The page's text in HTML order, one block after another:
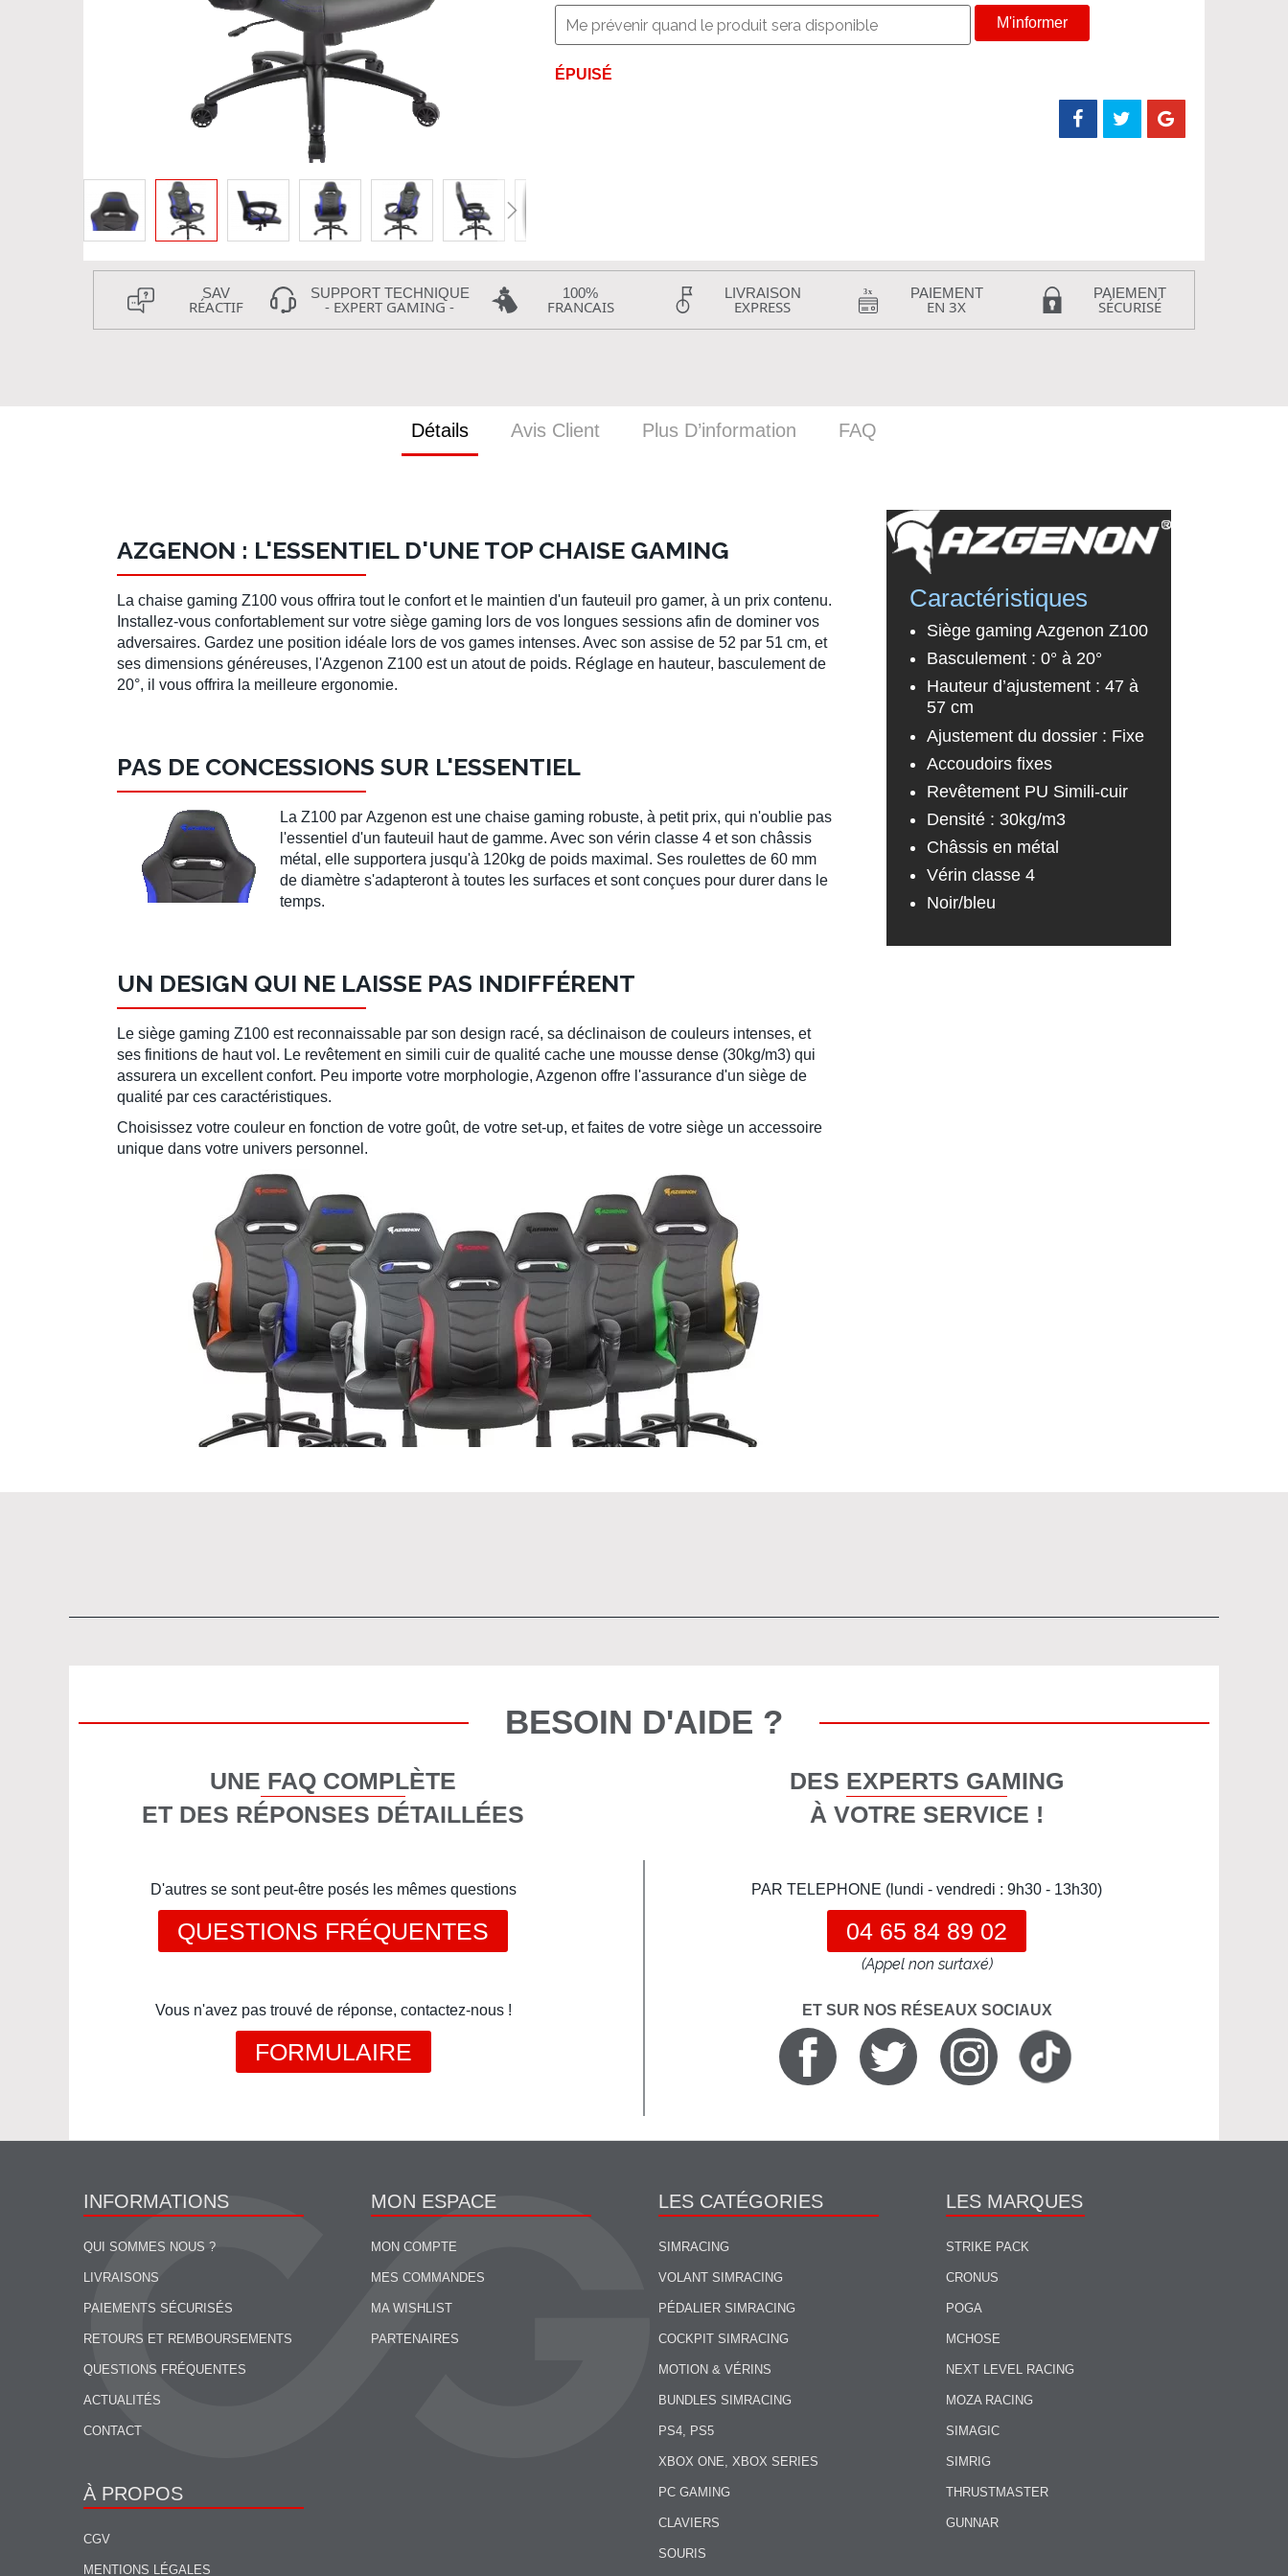
M'informer
ÉPUISÉ
SAV
RÉACTIF
SUPPORT TECHNIQUE
- EXPERT GAMING -
100%
FRANCAIS
LIVRAISON
EXPRESS
PAIEMENT
EN 3X
PAIEMENT
SÉCURISÉ
Détails
Caractéristiques
Siège gaming Azgenon Z100
Basculement : 0° à 20°
Hauteur d’ajustement : 47 à
57 cm
Ajustement du dossier : Fixe
Accoudoirs fixes
Revêtement PU Simili-cuir
Densité : 30kg/m3
Châssis en métal
Vérin classe 4
Noir/bleu
AZGENON : L'ESSENTIEL D'UNE TOP CHAISE GAMING
La chaise gaming Z100 vous offrira tout le confort et le maintien d'un fauteuil pro gamer, à un prix contenu.
Installez-vous confortablement sur votre siège gaming lors de vos longues sessions afin de dominer vos
adversaires. Gardez une position idéale lors de vos games intenses. Avec son assise de 52 par 51 cm, et
ses dimensions généreuses, l'Azgenon Z100 est un atout de poids. Réglage en hauteur, basculement de
20°, il vous offrira la meilleure ergonomie.
PAS DE CONCESSIONS SUR L'ESSENTIEL
La Z100 par Azgenon est une chaise gaming robuste, à petit prix, qui n'oublie pas
l'essentiel d'un fauteuil haut de gamme. Avec son vérin classe 4 et son châssis
métal , elle supportera jusqu'à 120kg de poids maximal. Ses roulettes de 60 mm
de diamètre s'adapteront à toutes les surfaces et sont conçues pour durer dans le
temps.
UN DESIGN QUI NE LAISSE PAS INDIFFÉRENT
Le siège gaming Z100 est reconnaissable par son design racé, sa déclinaison de couleurs intenses, et
ses finitions de haut vol. Le revêtement en simili cuir de qualité cache une mousse dense (30kg/m3) qui
assurera un excellent confort. Peu importe votre morphologie, Azgenon offre l'assurance d'un siège de
qualité par ces caractéristiques.
Choisissez votre couleur en fonction de votre goût, de votre set-up, et faites de votre siège un accessoire
unique dans votre univers personnel.
Avis Client Plus D’information FAQ
BESOIN D'AIDE ?
UNE FAQ COMPLÈTE
ET DES RÉPONSES DÉTAILLÉES
D'autres se sont peut-être posés les mêmes questions
QUESTIONS FRÉQUENTES
Vous n'avez pas trouvé de réponse, contactez-nous !
FORMULAIRE
DES EXPERTS GAMING
À VOTRE SERVICE !
PAR TELEPHONE (lundi - vendredi : 9h30 - 13h30)
04 65 84 89 02
(Appel non surtaxé)
ET SUR NOS RÉSEAUX SOCIAUX
INFORMATIONS
QUI SOMMES NOUS ?
LIVRAISONS
PAIEMENTS SÉCURISÉS
RETOURS ET REMBOURSEMENTS
QUESTIONS FRÉQUENTES
ACTUALITÉS
CONTACT
À PROPOS
CGV
MENTIONS LÉGALES
MON ESPACE
MON COMPTE
MES COMMANDES
MA WISHLIST
PARTENAIRES
LES CATÉGORIES
SIMRACING
VOLANT SIMRACING
PÉDALIER SIMRACING
COCKPIT SIMRACING
MOTION & VÉRINS
BUNDLES SIMRACING
PS4, PS5
XBOX ONE, XBOX SERIES
PC GAMING
CLAVIERS
SOURIS
LES MARQUES
STRIKE PACK
CRONUS
POGA
MCHOSE
NEXT LEVEL RACING
MOZA RACING
SIMAGIC
SIMRIG
THRUSTMASTER
GUNNAR